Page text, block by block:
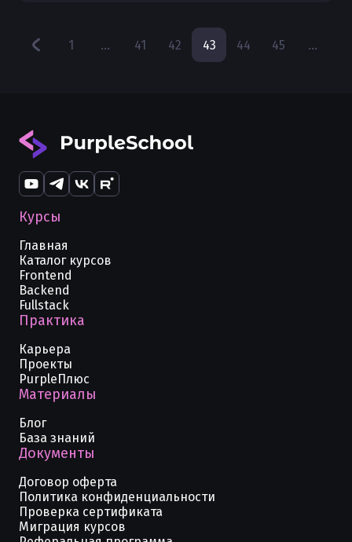
1 ... 41 42 43 44 45 ...
Курсы
Главная
Каталог курсов
Frontend
Backend
Fullstack
Практика
Карьера
Проекты
PurpleПлюс
Материалы
Блог
База знаний
Документы
Договор оферта
Политика конфиденциальности
Проверка сертификата
Миграция курсов